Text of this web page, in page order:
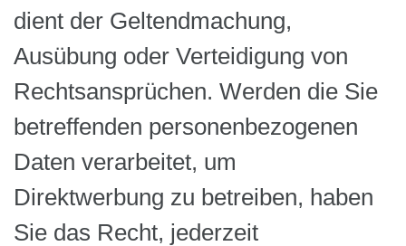
dient der Geltendmachung,
Ausübung oder Verteidigung von
Rechtsansprüchen. Werden die Sie
betreffenden personenbezogenen
Daten verarbeitet, um
Direktwerbung zu betreiben, haben
Sie das Recht, jederzeit